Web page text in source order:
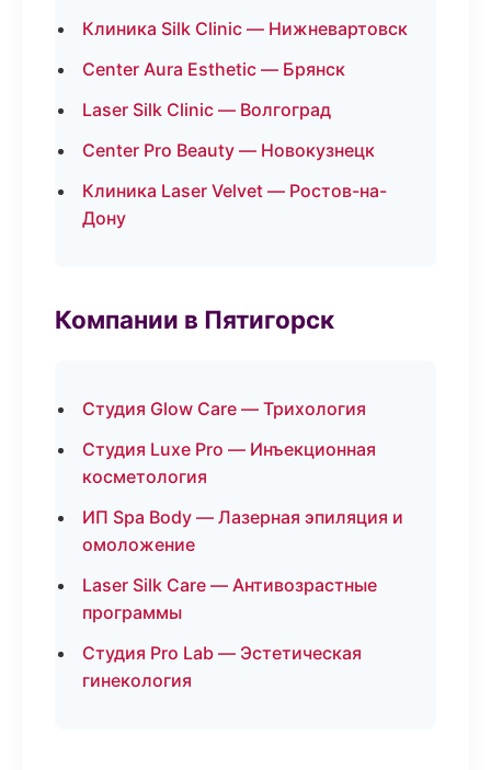
Клиника Silk Clinic — Нижневартовск
Center Aura Esthetic — Брянск
Laser Silk Clinic — Волгоград
Center Pro Beauty — Новокузнецк
Клиника Laser Velvet — Ростов-на-
Дону
Компании в Пятигорск
Студия Glow Care — Трихология
Студия Luxe Pro — Инъекционная
косметология
ИП Spa Body — Лазерная эпиляция и
омоложение
Laser Silk Care — Антивозрастные
программы
Студия Pro Lab — Эстетическая
гинекология